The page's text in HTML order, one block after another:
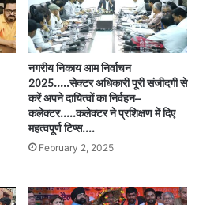
नगरीय निकाय आम निर्वाचन
2025…..सेक्टर अधिकारी पूरी संजीदगी से
करें अपने दायित्वों का निर्वहन–
कलेक्टर…..कलेक्टर ने प्रशिक्षण में दिए
महत्वपूर्ण टिप्स….
February 2, 2025